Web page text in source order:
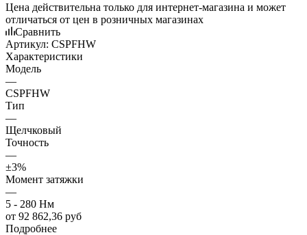
Цена действительна только для интернет-магазина и может
отличаться от цен в розничных магазинах
Сравнить
Артикул: CSPFHW
Характеристики
Модель
—
CSPFHW
Тип
—
Щелчковый
Точность
—
±3%
Момент затяжки
—
5 - 280 Нм
от 92 862,36 руб
Подробнее